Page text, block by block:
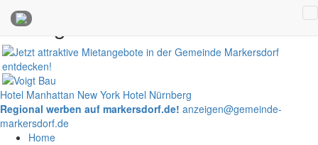
Anzeigen
Hotel Manhattan New York Hotel Nürnberg
Regional werben auf markersdorf.de! anzeigen@gemeinde-
markersdorf.de
Home